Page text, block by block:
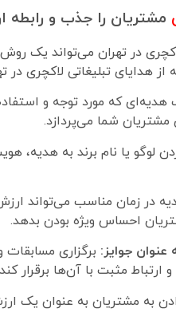
مشتریان را جذب و رابطه
در تهران می‌تواند یک
از هدایای تبلیغاتی لاکچری
هدیه‌ای که مورد توجه و
مشتریان شما می‌پردازد.
لوگو یا نام برند به هدیه،
در زمان مناسب می‌تواند
احساس ویژه بودن بدهد.
عنوان جوایز: برگزاری مسابقات
مثبت با آن‌ها برقرار
به مشتریان به عنوان یک